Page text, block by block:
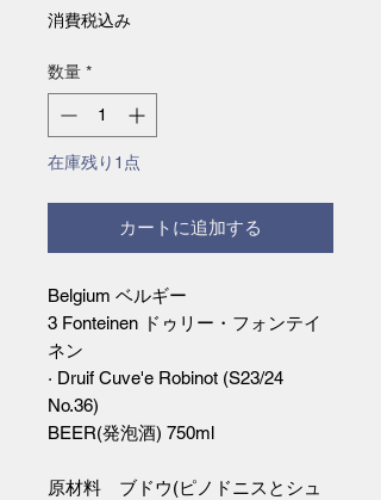
格
消費税込み
数量 *
在庫残り1点
カートに追加する
Belgium ベルギー
3 Fonteinen ドゥリー・フォンテイ
ネン
· Druif Cuve'e Robinot (S23/24
No.36)
BEER(発泡酒) 750ml
原材料 ブドウ(ピノドニスとシュ